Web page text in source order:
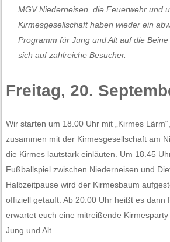
MGV Niederneisen, die Feuerwehr und
Kirmesgesellschaft haben wieder ein
Programm für Jung und Alt auf die
sich auf zahlreiche Besucher.
Freitag, 20.
Wir starten um 18.00 Uhr mit „Kirmes
zusammen mit der Kirmesgesellschaft am
die Kirmes lautstark einläuten. Um 18.45
Fußballspiel zwischen Niederneisen und
Halbzeitpause wird der Kirmesbaum
offiziell getauft. Ab 20.00 Uhr heißt es dann
erwartet euch eine mitreißende
Jung und Alt.